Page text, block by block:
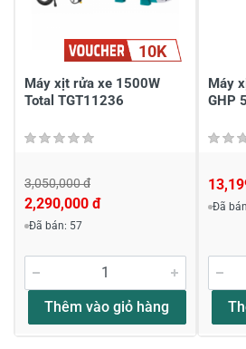
Gửi nhận xét10K
Máy xịt rửa xe 1500W
Total TGT11236
3,050,000 đ
2,290,000 đ
Đã bán: 57
Thêm vào giỏ hàng
Máy
GHP
Đã